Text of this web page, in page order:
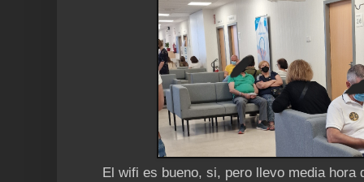
El wifi es bueno, si, pero llevo media hora